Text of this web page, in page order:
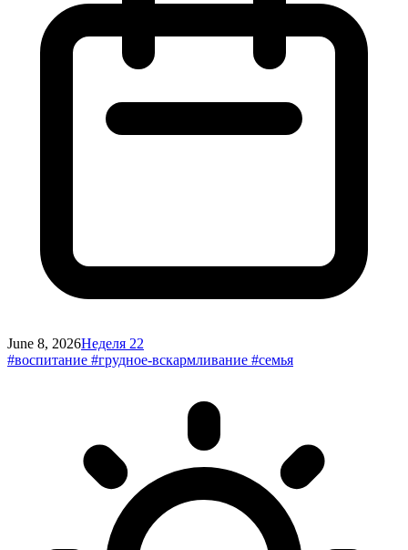
June 8, 2026Неделя 22
#воспитание #грудное-вскармливание #семья